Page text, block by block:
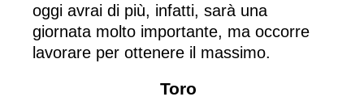
oggi avrai di più, infatti, sarà una
giornata molto importante, ma occorre
lavorare per ottenere il massimo.
Toro